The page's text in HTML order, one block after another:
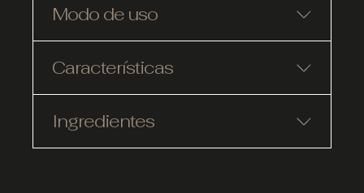
Modo de uso
Características
Ingredientes